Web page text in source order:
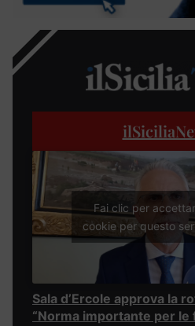
Fai clic per
cookie per questo
Sala d’Ercole approva la
“Norma importante per le